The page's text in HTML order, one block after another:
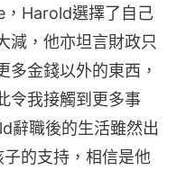
Harold選擇了自己
減，他亦坦言財政只
多金錢以外的東西，
令我接觸到更多事
辭職後的生活雖然出
的支持，相信是他